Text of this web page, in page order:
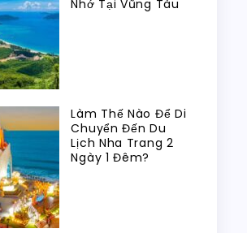
Nhớ Tại Vũng Tàu
Làm Thế Nào Để Di
Chuyển Đến Du
Lịch Nha Trang 2
Ngày 1 Đêm?